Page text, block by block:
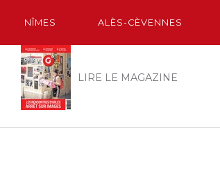
NÎMES ALÈS-CÈVENNES
LIRE LE MAGAZINE